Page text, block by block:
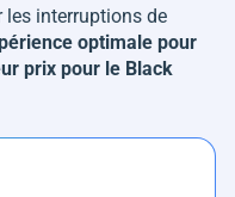
les interruptions de
optimale pour
prix pour le Black